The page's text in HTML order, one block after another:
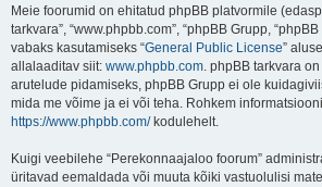
Meie foorumid on ehitatud phpBB platvormile
tarkvara”, “www.phpbb.com”, “phpBB Grupp,
vabaks kasutamiseks “General Public License”
allalaaditav siit: www.phpbb.com. phpBB tarkvara
arutelude pidamiseks, phpBB Grupp ei ole
mida me võime ja ei või teha. Rohkem
https://www.phpbb.com/kodulehelt.
Kuigi veebilehe “Perekonnaajaloo foorum”
üritavad eemaldada või muuta kõiki vastuolulisi